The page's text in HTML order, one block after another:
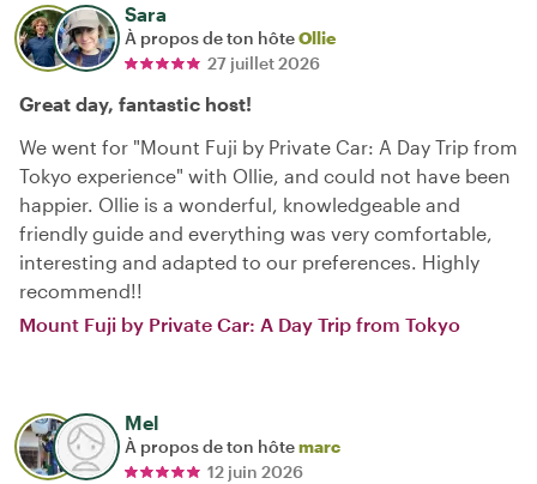
Sara
À propos de ton hôteOllie
27 juillet 2026
Great day, fantastic host!
We went for "Mount Fuji by Private Car: A Day Trip from
Tokyo experience" with Ollie, and could not have been
happier. Ollie is a wonderful, knowledgeable and
friendly guide and everything was very comfortable,
interesting and adapted to our preferences. Highly
recommend!!
Mount Fuji by Private Car: A Day Trip from Tokyo
Mel
À propos de ton hôtemarc
12 juin 2026